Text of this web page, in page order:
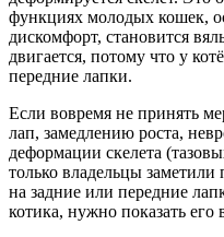
функциях молодых кошек,
дискомфорт, становится
двигается, потому что у
передние лапки.
Если вовремя не принять
лап, замедлению роста,
деформации скелета
только владельцы
на задние или передние
котика, нужно показать его